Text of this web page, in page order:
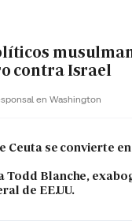
contra Israel
en Washington
Ceuta se convierte
Todd Blanche,
de EE.UU.